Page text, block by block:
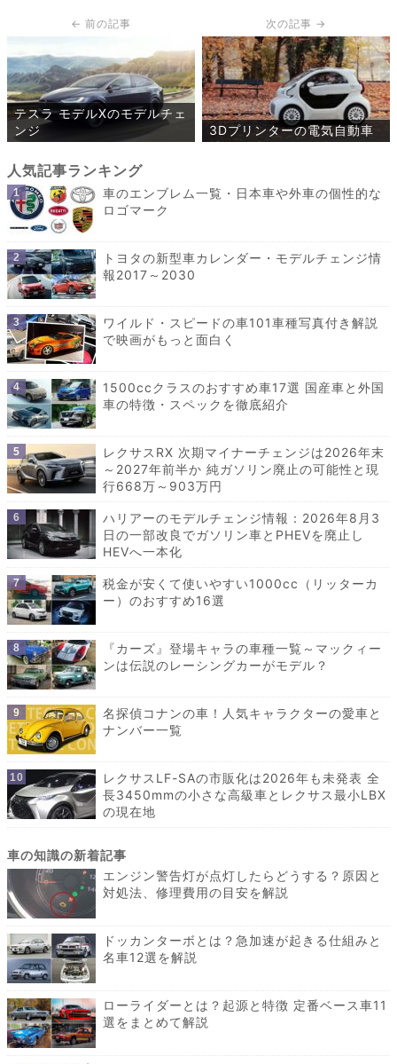
テスラ モデルXのモデルチェ
ンジ
3Dプリンターの電気自動車
車のエンブレム一覧・日本車や外車の個性的な
ロゴマーク
トヨタの新型車カレンダー・モデルチェンジ情
報2017～2030
ワイルド・スピードの車101車種写真付き解説
で映画がもっと面白く
1500ccクラスのおすすめ車17選 国産車と外国
車の特徴・スペックを徹底紹介
レクサスRX 次期マイナーチェンジは2026年末
～2027年前半か 純ガソリン廃止の可能性と現
行668万～903万円
ハリアーのモデルチェンジ情報：2026年8月3
日の一部改良でガソリン車とPHEVを廃止し
HEVへ一本化
税金が安くて使いやすい1000cc（リッターカ
ー）のおすすめ16選
『カーズ』登場キャラの車種一覧～マックィー
ンは伝説のレーシングカーがモデル？
名探偵コナンの車！人気キャラクターの愛車と
ナンバー一覧
レクサスLF-SAの市販化は2026年も未発表 全
長3450mmの小さな高級車とレクサス最小LBX
の現在地
エンジン警告灯が点灯したらどうする？原因と
対処法、修理費用の目安を解説
ドッカンターボとは？急加速が起きる仕組みと
名車12選を解説
ローライダーとは？起源と特徴 定番ベース車11
選をまとめて解説